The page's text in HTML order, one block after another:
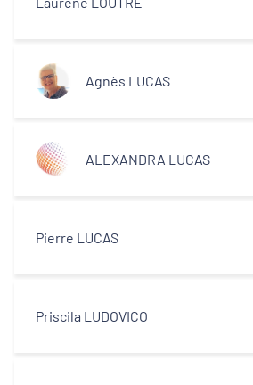
Agnès LUCAS
ALEXANDRA LUCAS
Pierre LUCAS
Priscila LUDOVICO